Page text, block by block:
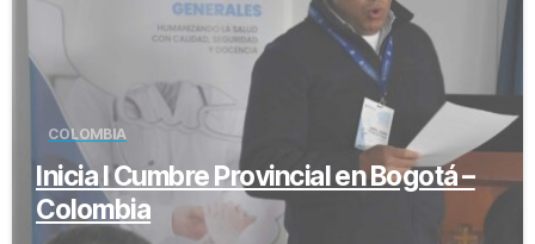
COLOMBIA
Inicia I Cumbre Provincial en Bogotá –
Colombia